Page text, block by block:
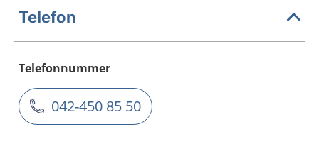
Telefon
Telefonnummer
042-450 85 50